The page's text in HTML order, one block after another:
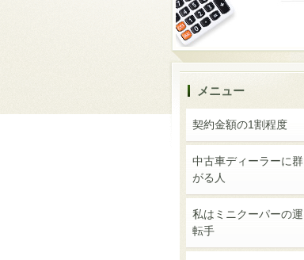
メニュー
契約金額の1割程度
中古車ディーラーに群
がる人
私はミニクーパーの運
転手